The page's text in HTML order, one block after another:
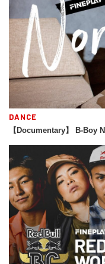
DANCE
【Documentary】 B-